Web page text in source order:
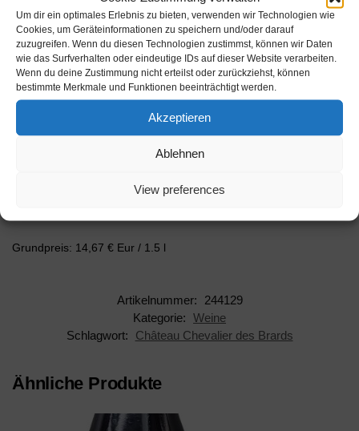
Um dir ein optimales Erlebnis zu bieten, verwenden wir Technologien wie
Cookies, um Geräteinformationen zu speichern und/oder darauf
zuzugreifen. Wenn du diesen Technologien zustimmst, können wir Daten
wie das Surfverhalten oder eindeutige IDs auf dieser Website verarbeiten.
Wenn du deine Zustimmung nicht erteilst oder zurückziehst, können
bestimmte Merkmale und Funktionen beeinträchtigt werden.
Akzeptieren
Ablehnen
View preferences
Beschreibung
2020 Ch&acirc;teau Chevalier des Brards Magnum
&uuml;berzeugt mit 90 % Merlot und 10 % Cabernet Sauvignon
&ndash; eine klassische, aber verdammt harmonische Kombi!
Das Weingut Chapron liegt n&ouml;rdl…
Inhalt: 1 l
Hersteller: Château Chevalier des Brards
Grundpreis: 14,67 € Eur / 1.5 l
Artikelnummer:
244129
Kategorie: Weine
Schlagwort:
Château Chevalier des Brards
Ähnliche Produkte